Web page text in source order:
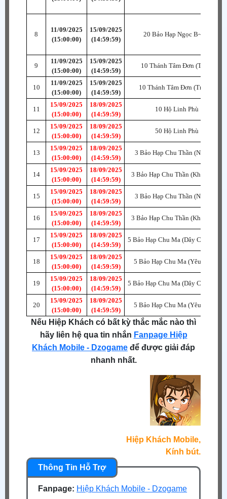
8
11/09/2025
(15:00:00)
15/09/2025
(14:59:59)
20 Bảo Hạp Ngọc B~SR
9
11/09/2025
(15:00:00)
15/09/2025
(14:59:59)
10 Thánh Tâm Đơn (Tiểu)
10
11/09/2025
(15:00:00)
15/09/2025
(14:59:59)
10 Thánh Tâm Đơn (Trung)
11
15/09/2025
(15:00:00)
18/09/2025
(14:59:59)
10 Hộ Linh Phù
12
15/09/2025
(15:00:00)
18/09/2025
(14:59:59)
50 Hộ Linh Phù
13
15/09/2025
(15:00:00)
18/09/2025
(14:59:59)
3 Bảo Hạp Chu Thần (Nhẫn) B
14
15/09/2025
(15:00:00)
18/09/2025
(14:59:59)
3 Bảo Hạp Chu Thần (Khuyên) B
15
15/09/2025
(15:00:00)
18/09/2025
(14:59:59)
3 Bảo Hạp Chu Thần (Nhẫn) B
16
15/09/2025
(15:00:00)
18/09/2025
(14:59:59)
3 Bảo Hạp Chu Thần (Khuyên) B
17
15/09/2025
(15:00:00)
18/09/2025
(14:59:59)
5 Bảo Hạp Chu Ma (Dây Chuyền) A
18
15/09/2025
(15:00:00)
18/09/2025
(14:59:59)
5 Bảo Hạp Chu Ma (Yêu Bài) A
19
15/09/2025
(15:00:00)
18/09/2025
(14:59:59)
5 Bảo Hạp Chu Ma (Dây Chuyền) A
20
15/09/2025
(15:00:00)
18/09/2025
(14:59:59)
5 Bảo Hạp Chu Ma (Yêu Bài) A
Nếu Hiệp Khách có bất kỳ thắc mắc nào thì
hãy liên hệ qua tin nhắn Fanpage Hiệp
Khách Mobile - Dzogame để được giải đáp
nhanh nhất.
Hiệp Khách Mobile,
Kính bút.
Fanpage: Hiệp Khách Mobile - Dzogame